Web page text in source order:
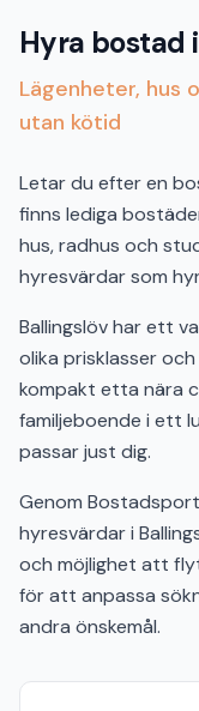
Hyra bostad
Lägenheter, hus
utan kötid
Letar du efter en
finns lediga
hus, radhus och
hyresvärdar som
Ballingslöv har ett
olika prisklasser
kompakt etta nära
familjeboende i ett
passar just dig.
Genom
hyresvärdar i
och möjlighet att
för att anpassa
andra önskemål.